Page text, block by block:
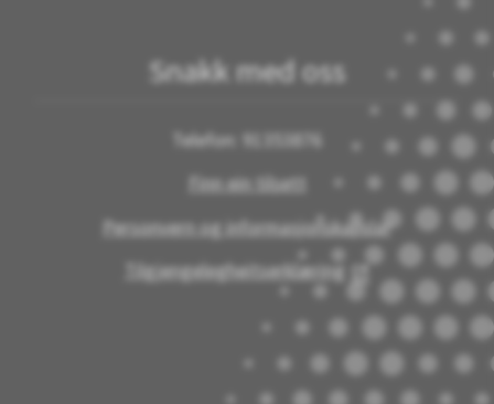
Snakk med oss
Telefon: 91353876
Finn ein tilsett
Personvern og informasjonskapslar
Tilgjengelegheitserklæring